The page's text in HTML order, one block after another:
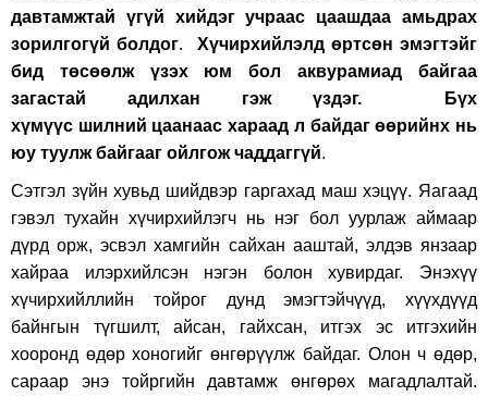
давтамжтай үгүй хийдэг учраас цаашдаа амьдрах
зорилгогүй болдог. Хүчирхийлэлд өртсөн эмэгтэйг
бид төсөөлж үзэх юм бол аквурамиад байгаа
загастай адилхан гэж үздэг.
Бүх
хүмүүс шилний цаанаас хараад л байдаг өөрийнх нь
юу туулж байгааг ойлгож чаддаггүй.
Сэтгэл зүйн хувьд шийдвэр гаргахад маш хэцүү. Яагаад
гэвэл тухайн хүчирхийлэгч нь нэг бол уурлаж аймаар
дүрд орж, эсвэл хамгийн сайхан ааштай, элдэв янзаар
хайраа илэрхийлсэн нэгэн болон хувирдаг. Энэхүү
хүчирхийллийн тойрог дунд эмэгтэйчүүд, хүүхдүүд
байнгын түгшилт, айсан, гайхсан, итгэх эс итгэхийн
хооронд өдөр хоногийг өнгөрүүлж байдаг. Олон ч өдөр,
сараар энэ тойргийн давтамж өнгөрөх магадлалтай.